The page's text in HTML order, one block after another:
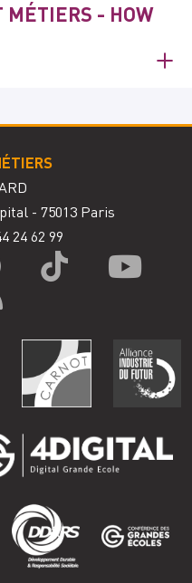
MÉTIERS - HOW
- 75013 Paris
24 62 99